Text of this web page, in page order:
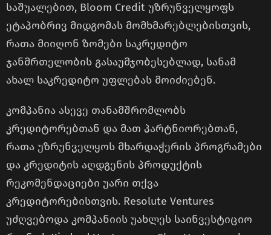
საშუალებით, Bloom Credit უზრუნველყოფს
ეტაპობრივ მიდგომას მომხმარებლებისთვის,
რათა მიიღონ ზომები საკრედიტო
ჯანმრთელობის გასაუმჯობესებლად, სანამ
ახალ საკრედიტო უფლებას მოიძიებენ.
კომპანია ასევე თანამშრომლობს
კრედიტორებთან და მათ პარტნიორებთან,
რათა უზრუნველყოს მხარდაჭერის პროგრამები
და კრედიტის აღდგენის პროდუქტის
რეკომენდაციები უარი თქვა
კრედიტორებისთვის. Resolute Ventures
უძღვებოდა კომპანიის უახლეს საინვესტიციო